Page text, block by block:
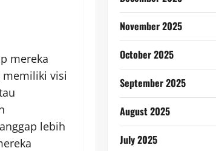
mereka
memiliki visi
lebih
November 2025
October 2025
September 2025
August 2025
July 2025